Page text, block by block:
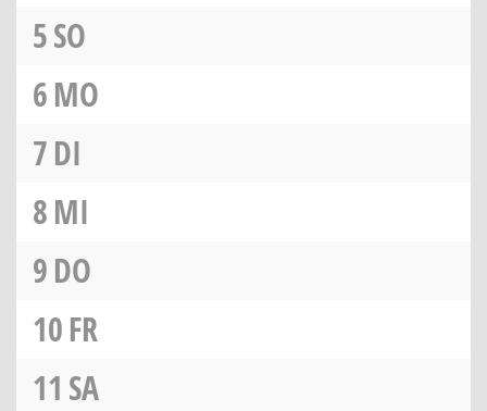
5SO
6MO
7DI
8MI
9DO
10FR
11 SA